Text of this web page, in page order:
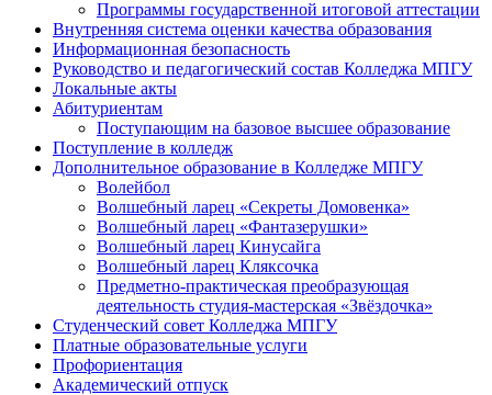
Программы государственной итоговой аттестации
Внутренняя система оценки качества образования
Информационная безопасность
Руководство и педагогический состав Колледжа МПГУ
Локальные акты
Абитуриентам
Поступающим на базовое высшее образование
Поступление в колледж
Дополнительное образование в Колледже МПГУ
Волейбол
Волшебный ларец «Секреты Домовенка»
Волшебный ларец «Фантазерушки»
Волшебный ларец Кинусайга
Волшебный ларец Кляксочка
Предметно-практическая преобразующая
деятельность студия-мастерская «Звёздочка»
Студенческий совет Колледжа МПГУ
Платные образовательные услуги
Профориентация
Академический отпуск